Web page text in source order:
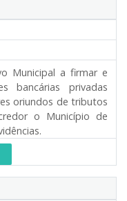
Municipal a firmar e
bancárias privadas
oriundos de tributos
o Município de